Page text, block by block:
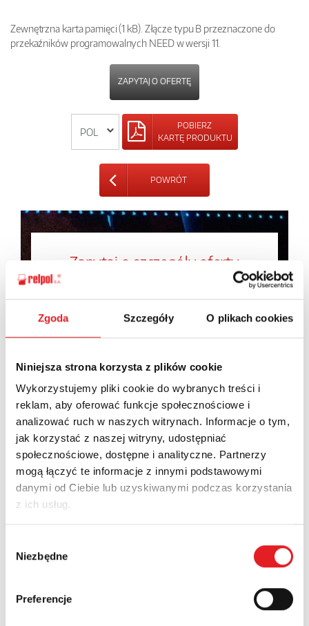
Zgoda Szczegóły O plikach cookies
Niniejsza strona korzysta z plików cookie
Wykorzystujemy pliki cookie do wybranych treści i
reklam, aby oferować funkcje społecznościowe i
analizować ruch w naszych witrynach. Informacje o tym,
jak korzystać z naszej witryny, udostępniać
społecznościowe, dostępne i analityczne. Partnerzy
mogą łączyć te informacje z innymi podstawowymi
danymi od Ciebie lub uzyskiwanymi podczas korzystania
z ich usług.
zgody
Niezbędne
Preferencje
Zewnętrzna karta pamięci (1 kB). Złącze typu B przeznaczone do
przekaźników programowalnych NEED w wersji 11.
ZAPYTAJ O OFERTĘ
POBIERZ
KARTĘ PRODUKTU
POWRÓT
Zapytaj o szczegóły oferty
Nazwa firmy:
Numer telefonu:
Województwo: